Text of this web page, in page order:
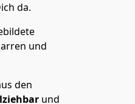
da.
und
den
und